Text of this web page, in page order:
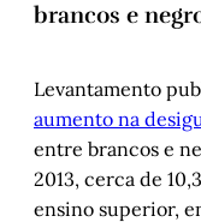
brancos e
Levantamento
aumento na
entre brancos e
2013, cerca de
ensino superior,